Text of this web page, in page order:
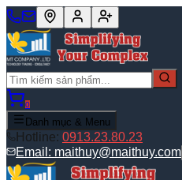
0
Danh mục & Menu
Hotline: 0913.23.80.23
Email: maithuy@maithuy.com